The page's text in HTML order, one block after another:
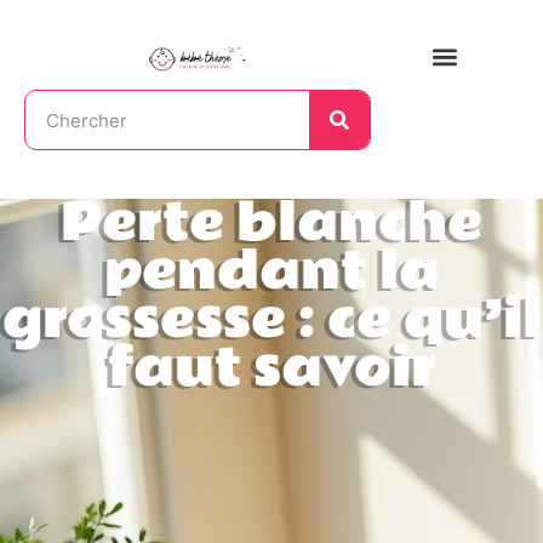
Perte blanche
pendant la
grossesse : ce qu’il
faut savoir